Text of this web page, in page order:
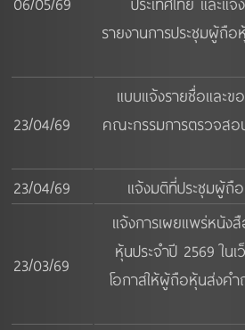
รายงานการประชุมผู้ถื
23/04/69
แบบแจ้งรายชื่อและข
คณะกรรมการตรวจสอ
23/04/69
แจ้งมติที่ประชุมผู้ถื
23/03/69
แจ้งการเผยแพร่หนั
หุ้นประจำปี 2569 ใน
โอกาสให้ผู้ถือหุ้นส่งคำ